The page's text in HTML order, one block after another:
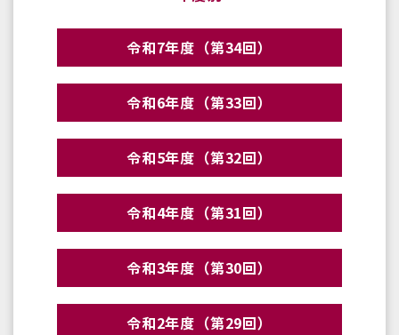
令和7年度（第34回）
令和6年度（第33回）
令和5年度（第32回）
令和4年度（第31回）
令和3年度（第30回）
令和2年度（第29回）